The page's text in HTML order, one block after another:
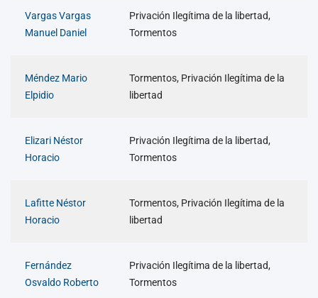
Vargas Vargas
Manuel Daniel
Privación Ilegítima de la libertad,
Tormentos
Méndez Mario
Elpidio
Tormentos, Privación Ilegítima de la
libertad
Elizari Néstor
Horacio
Privación Ilegítima de la libertad,
Tormentos
Lafitte Néstor
Horacio
Tormentos, Privación Ilegítima de la
libertad
Fernández
Osvaldo Roberto
Privación Ilegítima de la libertad,
Tormentos